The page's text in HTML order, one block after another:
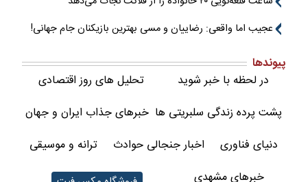
عجیب اما واقعی: رضاییان و مسی بهترین بازیکنان جام جهانی!
پیوندها
در لحظه با خبر شوید
تحلیل های روز اقتصادی
پشت پرده زندگی سلبریتی ها خبرهای جذاب ایران و جهان
دنیای فناوری
اخبار جنجالی حوادث
ترانه و موسیقی
خبرهای مشهدی